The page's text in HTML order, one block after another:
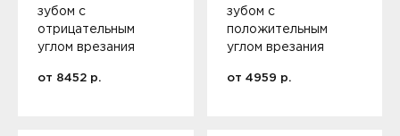
зубом c
отрицательным
углом врезания
от 8452 р.
зубом c
положительным
углом врезания
от 4959 р.